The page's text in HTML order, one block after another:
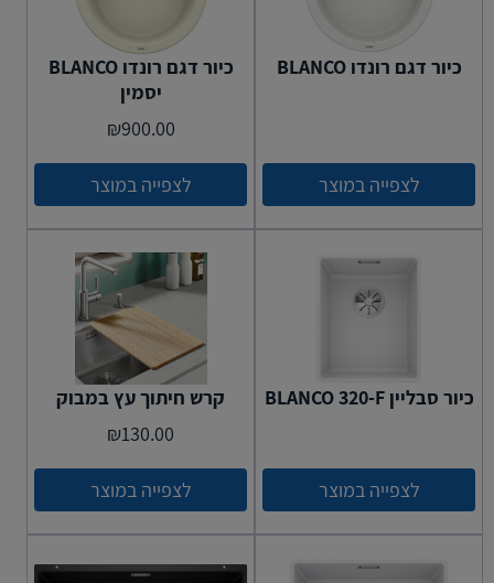
כיור דגם רונדו BLANCO
לצפייה במוצר
כיור דגם רונדו BLANCO
יסמין
₪900.00
לצפייה במוצר
כיור סבליין BLANCO 320-F
לצפייה במוצר
קרש חיתוך עץ במבוק
₪130.00
לצפייה במוצר